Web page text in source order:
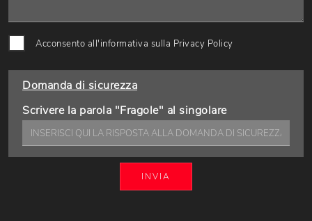
Acconsento all'informativa sulla Privacy Policy
Domanda di sicurezza
Scrivere la parola "Fragole" al singolare
INVIA